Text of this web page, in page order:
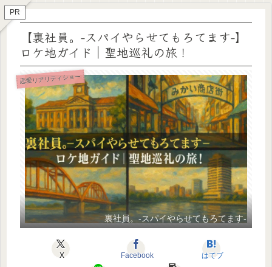
PR
【裏社員。-スパイやらせてもろてます-】
ロケ地ガイド｜聖地巡礼の旅！
恋愛リアリティショー
裏社員。-スパイやらせてもろてます-
X Facebook はてブ